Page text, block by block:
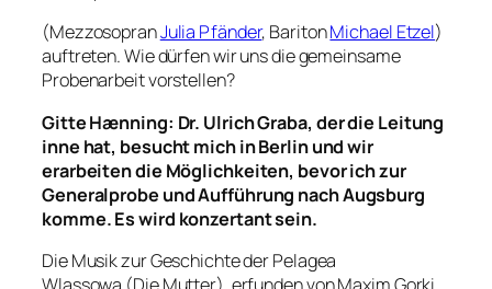
(MezzosopranJulia Pfänder, BaritonMichael Etzel)
auftreten. Wie dürfen wir uns die gemeinsame
Probenarbeit vorstellen?
Gitte Hænning: Dr. Ulrich Graba, der die Leitung
inne hat, besucht mich in Berlin und wir
erarbeiten die Möglichkeiten, bevor ich zur
Generalprobe und Aufführung nach Augsburg
komme. Es wird konzertant sein.
Die Musik zur Geschichte der Pelagea